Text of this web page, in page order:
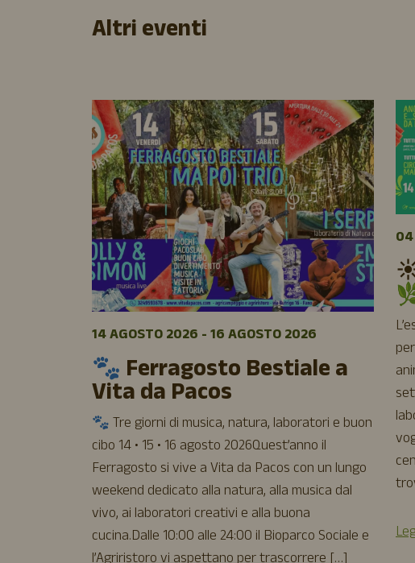
Altri eventi
14 AGOSTO 2026 - 16 AGOSTO 2026
🐾 Ferragosto Bestiale a
Vita da Pacos
🐾 Tre giorni di musica, natura, laboratori e buon
cibo 14 • 15 • 16 agosto 2026Quest’anno il
Ferragosto si vive a Vita da Pacos con un lungo
weekend dedicato alla natura, alla musica dal
vivo, ai laboratori creativi e alla buona
cucina.Dalle 10:00 alle 24:00 il Bioparco Sociale e